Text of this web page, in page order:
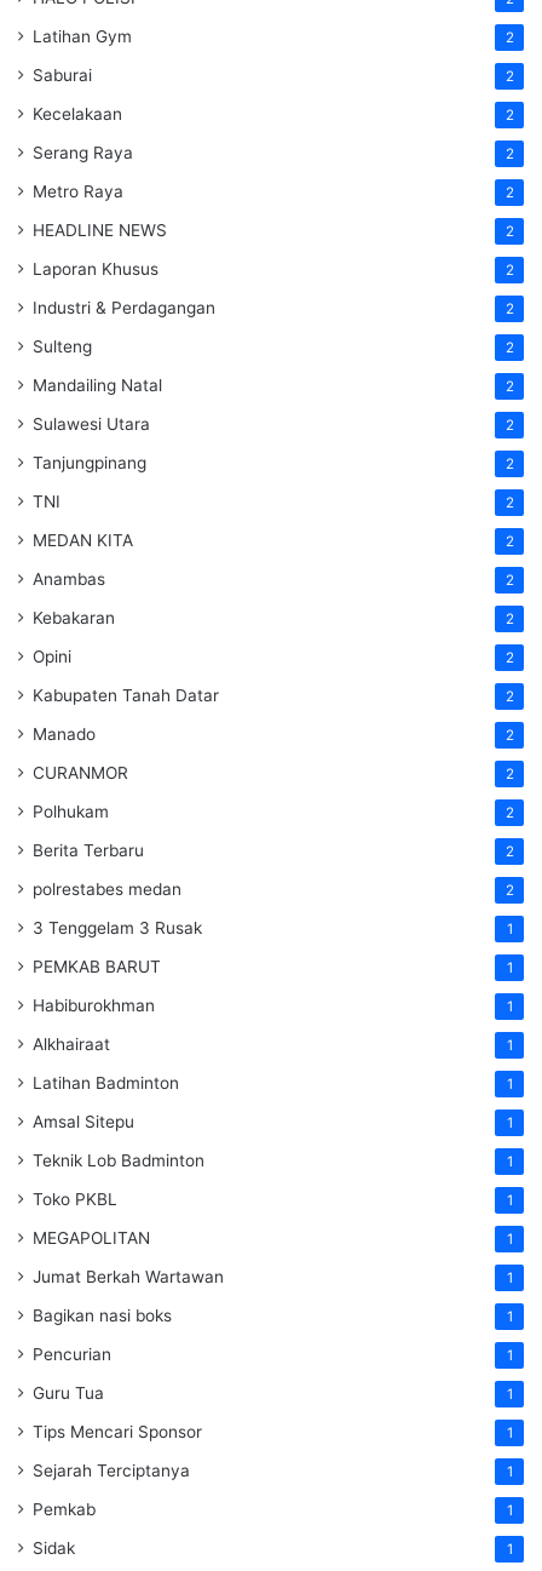
Latihan Gym 2
Saburai 2
Kecelakaan 2
Serang Raya 2
Metro Raya 2
HEADLINE NEWS 2
Laporan Khusus 2
Industri & Perdagangan 2
Sulteng 2
Mandailing Natal 2
Sulawesi Utara 2
Tanjungpinang 2
TNI 2
MEDAN KITA 2
Anambas 2
Kebakaran 2
Opini 2
Kabupaten Tanah Datar 2
Manado 2
CURANMOR 2
Polhukam 2
Berita Terbaru 2
polrestabes medan 2
3 Tenggelam 3 Rusak 1
PEMKAB BARUT 1
Habiburokhman 1
Alkhairaat 1
Latihan Badminton 1
Amsal Sitepu 1
Teknik Lob Badminton 1
Toko PKBL 1
MEGAPOLITAN 1
Jumat Berkah Wartawan 1
Bagikan nasi boks 1
Pencurian 1
Guru Tua 1
Tips Mencari Sponsor 1
Sejarah Terciptanya 1
Pemkab 1
Sidak 1